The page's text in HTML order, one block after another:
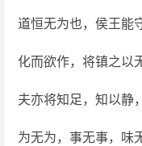
道恒无为也，侯王能
化而欲作，将镇之以
夫亦将知足，知以静
为无为，事无事，味